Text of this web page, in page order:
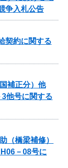
争入札公告
契約に関する
補正分）他
他号に関する
（橋梁補修）
－08号に